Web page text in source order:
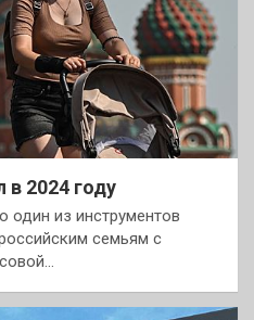
в 2024 году
один из инструментов
семьям с